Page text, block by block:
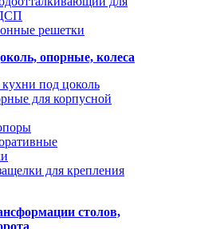
решетки
опорные, колеса
под цоколь
для корпусной
для крепления
столов,